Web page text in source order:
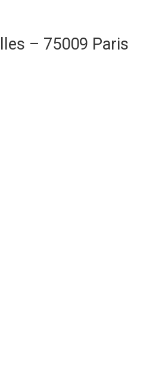
– 75009 Paris